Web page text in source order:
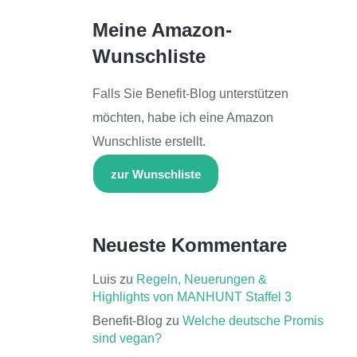
Meine Amazon-
Wunschliste
Falls Sie Benefit-Blog unterstützen
möchten, habe ich eine Amazon
Wunschliste erstellt.
zur Wunschliste
Neueste Kommentare
Luis zu Regeln, Neuerungen &
Highlights von MANHUNT Staffel 3
Benefit-Blog zu Welche deutsche Promis
sind vegan?